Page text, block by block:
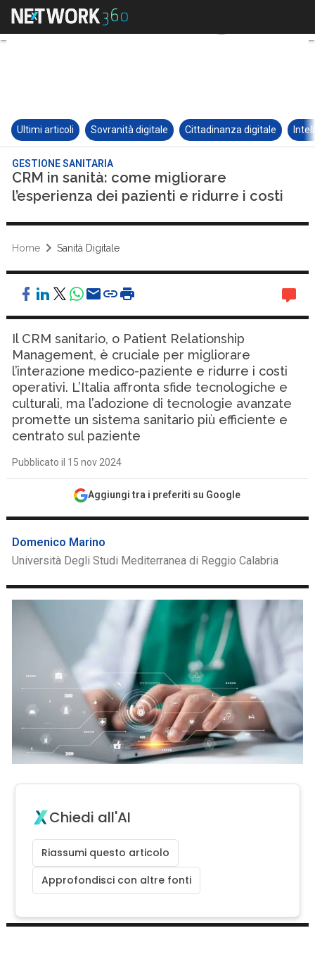
Ultimi articoli Sovranità digitale Cittadinanza digitale
GESTIONE SANITARIA
CRM in sanità: come migliorare
l’esperienza dei pazienti e ridurre i costi
Home Sanità Digitale
Il CRM sanitario, o Patient Relationship
Management, è cruciale per migliorare
l’interazione medico-paziente e ridurre i costi
operativi. L’Italia affronta sfide tecnologiche e
culturali, ma l’adozione di tecnologie avanzate
promette un sistema sanitario più efficiente e
centrato sul paziente
Pubblicato il 15 nov 2024
Aggiungi tra i preferiti su Google
Domenico Marino
Università Degli Studi Mediterranea di Reggio Calabria
Chiedi all'AI
Riassumi questo articolo
Approfondisci con altre fonti